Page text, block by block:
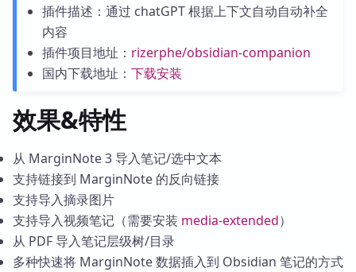
插件描述：通过 chatGPT 根据上下文自动自动补全
内容
插件项目地址： rizerphe/obsidian-companion
国内下载地址： 下载安装
效果&特性
从 MarginNote 3 导入笔记/选中文本
支持链接到 MarginNote 的反向链接
支持导入摘录图片
支持导入视频笔记（需要安装 media-extended）
从 PDF 导入笔记层级树/目录
多种快速将 MarginNote 数据插入到 Obsidian 笔记的方式